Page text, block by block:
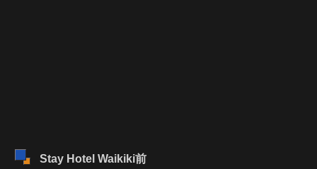
Stay Hotel Waikiki前